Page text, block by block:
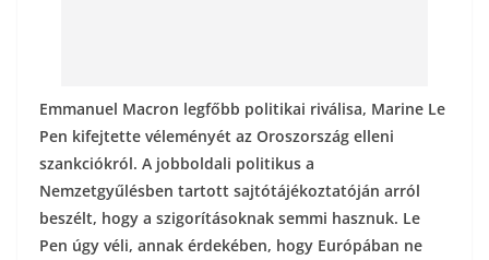
Emmanuel Macron legfőbb politikai riválisa, Marine Le
Pen kifejtette véleményét az Oroszország elleni
szankciókról. A jobboldali politikus a
Nemzetgyűlésben tartott sajtótájékoztatóján arról
beszélt, hogy a szigorításoknak semmi hasznuk. Le
Pen úgy véli, annak érdekében, hogy Európában ne